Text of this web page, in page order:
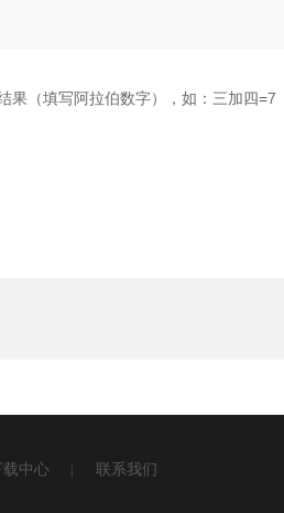
果（填写阿拉伯数字），如：三加四=7
载中心 联系我们